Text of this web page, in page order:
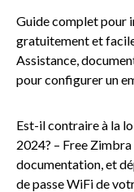
Guide complet pour
gratuitement et
Assistance,
pour configurer un
Est-il contraire à la
2024? – Free
documentation, et
de passe WiFi de